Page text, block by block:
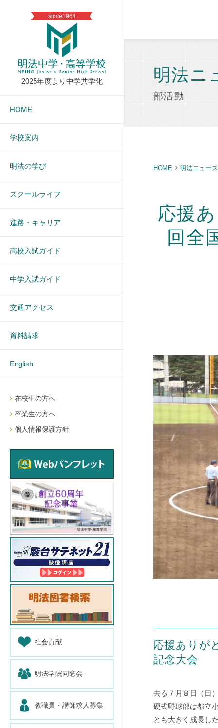
since1964
2025年度より中学共学化
HOME
学校案内
明法の学び
スクールライフ
進路・キャリア
高校入試ガイド
中学入試ガイド
交通アクセス
資料請求
English
在校生の方へ
卒業生の方へ
個人情報保護方針
社会貢献
明法学院同窓会
教職員・講師求人募集
明法ニ
部活動
HOME 明法ニュース
応援
回全
応援ありが
記念大会
去る７月８日（日
硬式野球部は都立
とも大きく成長し